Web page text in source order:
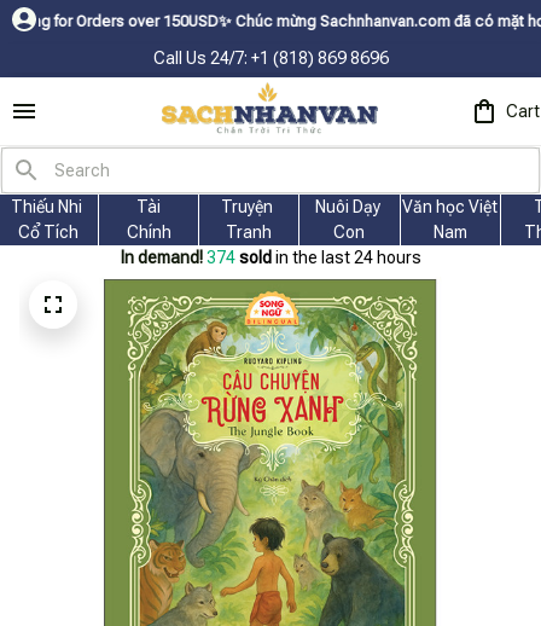
over 150USDㅤ✨Chúc mừng Sachnhanvan.com đã có mặt hơn 200
Call Us 24/7: +1 (818) 869 8696
Cart
Thiếu Nhi
Cổ Tích
Tài
Chính
Truyện
Tranh
Nuôi Dạy
Con
Văn học Việt
Nam
In demand! 378 sold in the last 24 hours